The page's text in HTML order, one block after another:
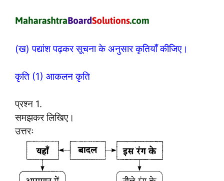
(ख) पद्यांश पढ़कर सूचना के अनुसार कृतियाँ कीजिए।
कृति (1) आकलन कृति
प्रश्न 1.
समझकर लिखिए।
उत्तरः